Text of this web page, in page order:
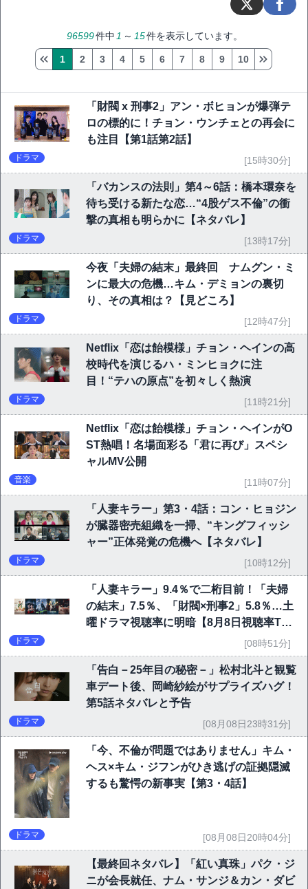
96599件中 1 ～ 15件を表示しています。
1 2 3 4 5 6 7 8 9 10
「財閥 x 刑事2」アン・ボヒョンが爆弾テ
ロの標的に！チョン・ウンチェとの再会に
も注目【第1話第2話】
ドラマ [15時30分]
「バカンスの法則」第4～6話：橋本環奈を
待ち受ける新たな恋…“4股ゲス不倫”の衝
撃の真相も明らかに【ネタバレ】
ドラマ [13時17分]
今夜「夫婦の結末」最終回 ナムグン・ミ
ンに最大の危機…キム・デミョンの裏切
り、その真相は？【見どころ】
ドラマ [12時47分]
Netflix「恋は飴模様」チョン・ヘインの高
校時代を演じるハ・ミンヒョクに注
目！“テハの原点”を初々しく熱演
ドラマ [11時21分]
Netflix「恋は飴模様」チョン・ヘインがO
ST熱唱！名場面彩る「君に再び」スペシ
ャルMV公開
音楽 [11時07分]
「人妻キラー」第3・4話：コン・ヒョジン
が臓器密売組織を一掃、“キングフィッシ
ャー”正体発覚の危機へ【ネタバレ】
ドラマ [10時12分]
「人妻キラー」9.4％で二桁目前！「夫婦
の結末」7.5％、「財閥×刑事2」5.8％…土
曜ドラマ視聴率に明暗【8月8日視聴率TO
ドラマ [08時51分]
「告白－25年目の秘密－」松村北斗と観覧
車デート後、岡崎紗絵がサプライズハグ！
第5話ネタバレと予告
ドラマ [08月08日23時31分]
「今、不倫が問題ではありません」キム・
ヘス×キム・ジフンがひき逃げの証拠隠滅
するも驚愕の新事実【第3・4話】
ドラマ [08月08日20時04分]
【最終回ネタバレ】「紅い真珠」パク・ジ
ニが会長就任、ナム・サンジ＆カン・ダビ